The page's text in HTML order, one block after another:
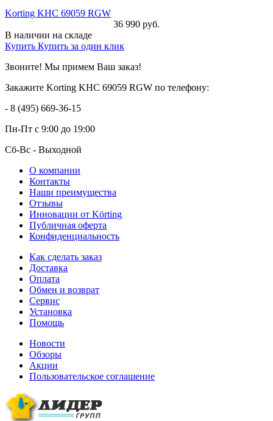
Korting KHC 69059 RGW
36 990 руб.
В наличии на складе
Купить Купить за один клик
Звоните! Мы примем Ваш заказ!
Закажите Korting KHC 69059 RGW по телефону:
- 8 (495) 669-36-15
Пн-Пт с 9:00 до 19:00
Сб-Вс - Выходной
О компании
Контакты
Наши преимущества
Отзывы
Инновации от Körting
Публичная оферта
Конфиденциальность
Как сделать заказ
Доставка
Оплата
Обмен и возврат
Сервис
Установка
Помощь
Новости
Обзоры
Акции
Пользовательское соглашение